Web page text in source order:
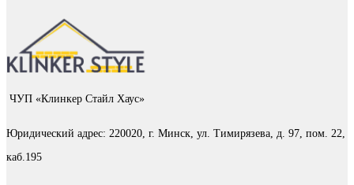
ЧУП «Клинкер Стайл Хаус»
Юридический адрес: 220020, г. Минск, ул. Тимирязева, д. 97, пом. 22,
каб.195